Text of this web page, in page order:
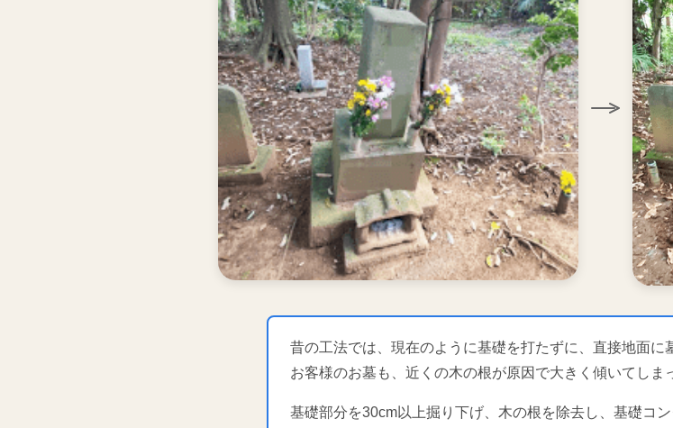
昔の工法では、現在のように基礎を打たずに、直接地面に
お客様のお墓も、近くの木の根が原因で大きく傾いてしま
基礎部分を30cm以上掘り下げ、木の根を除去し、基礎コ